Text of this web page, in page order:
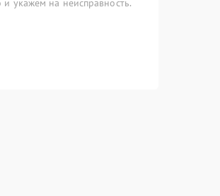
укажем на неисправность.